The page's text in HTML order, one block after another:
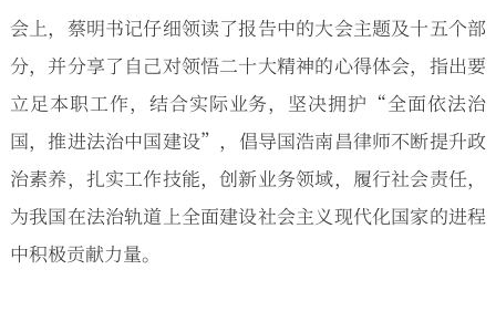
会上，蔡明书记仔细领读了报告中的大会主题及十五个部
分，并分享了自己对领悟二十大精神的心得体会，指出要
立足本职工作，结合实际业务，坚决拥护“全面依法治
国，推进法治中国建设”，倡导国浩南昌律师不断提升政
治素养，扎实工作技能，创新业务领域，履行社会责任，
为我国在法治轨道上全面建设社会主义现代化国家的进程
中积极贡献力量。